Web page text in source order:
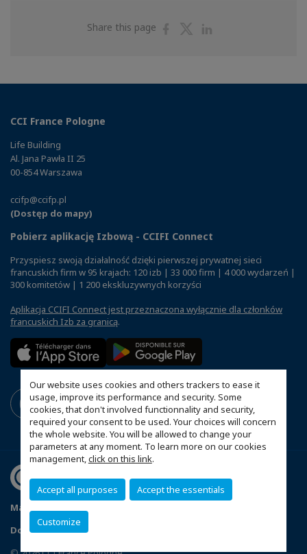
Our website uses cookies and others trackers to ease it
usage, improve its performance and security. Some
cookies, that don't involved functionnality and security,
required your consent to be used. Your choices will concern
the whole website. You will be allowed to change your
parameters at any moment. To learn more on our cookies
management,click on this link.
Accept all purposes Accept the essentials
Customize
Share this page
ShareShare
CCI France Pologne
Life Building
Al. Jana Pawła II 25
00-854 Warszawa
ccifp@ccifp.pl
(Dostęp do mapy)
Pobierz aplikację Izbową - CCIFI Connect
Przyspiesz swoją działalność dzięki pierwszej prywatnej sieci
francuskich firm w 95 krajach: 120 izb | 33 000 firm | 4 000 wydarzeń |
300 komitetów | 1 200 ekskluzywnych korzyści
Aplikacja CCIFI Connect jest przeznaczona wyłącznie dla członków
francuskich Izb za granicą.
Mapa witryny
Dopasuj swoje ustawienia cookies